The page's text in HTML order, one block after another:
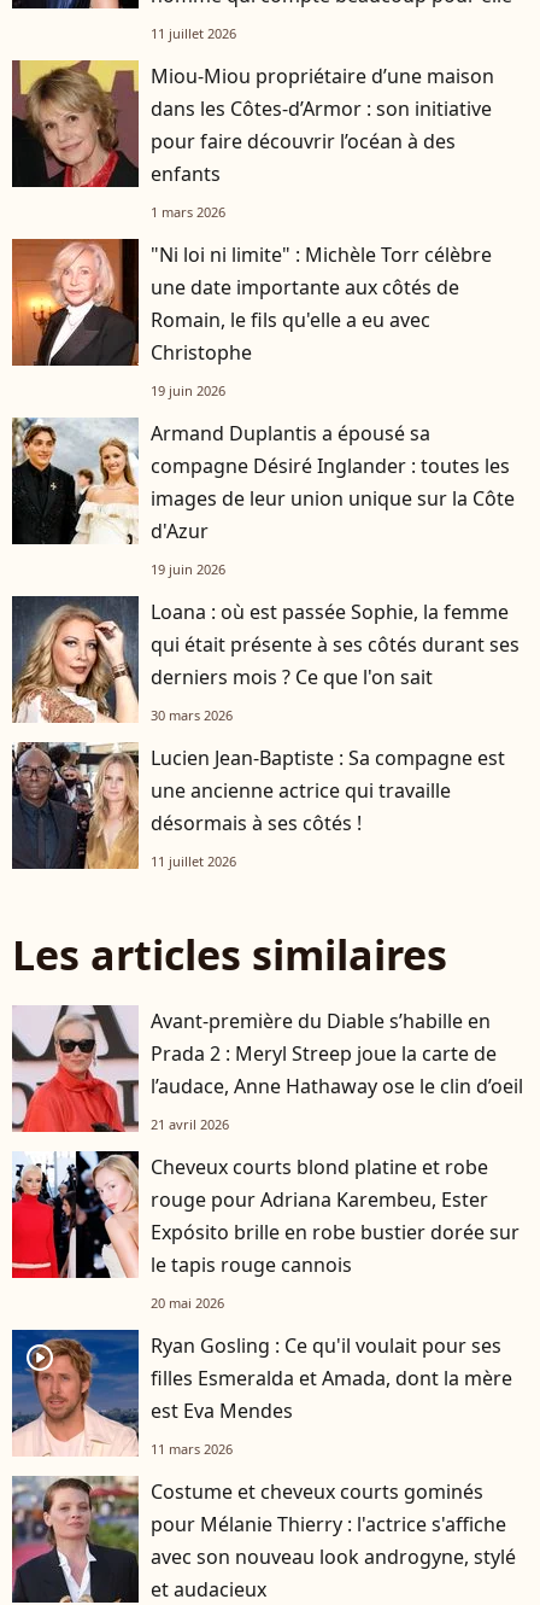
11 juillet 2026
Miou-Miou propriétaire d’une maison
dans les Côtes-d’Armor : son initiative
pour faire découvrir l’océan à des
enfants
1 mars 2026
"Ni loi ni limite" : Michèle Torr célèbre
une date importante aux côtés de
Romain, le fils qu'elle a eu avec
Christophe
19 juin 2026
Armand Duplantis a épousé sa
compagne Désiré Inglander : toutes les
images de leur union unique sur la Côte
d'Azur
19 juin 2026
Loana : où est passée Sophie, la femme
qui était présente à ses côtés durant ses
derniers mois ? Ce que l'on sait
30 mars 2026
Lucien Jean-Baptiste : Sa compagne est
une ancienne actrice qui travaille
désormais à ses côtés !
11 juillet 2026
Les articles similaires
Avant-première du Diable s’habille en
Prada 2 : Meryl Streep joue la carte de
l’audace, Anne Hathaway ose le clin d’oeil
21 avril 2026
Cheveux courts blond platine et robe
rouge pour Adriana Karembeu, Ester
Expósito brille en robe bustier dorée sur
le tapis rouge cannois
20 mai 2026
player2
Ryan Gosling : Ce qu'il voulait pour ses
filles Esmeralda et Amada, dont la mère
est Eva Mendes
11 mars 2026
Costume et cheveux courts gominés
pour Mélanie Thierry : l'actrice s'affiche
avec son nouveau look androgyne, stylé
et audacieux